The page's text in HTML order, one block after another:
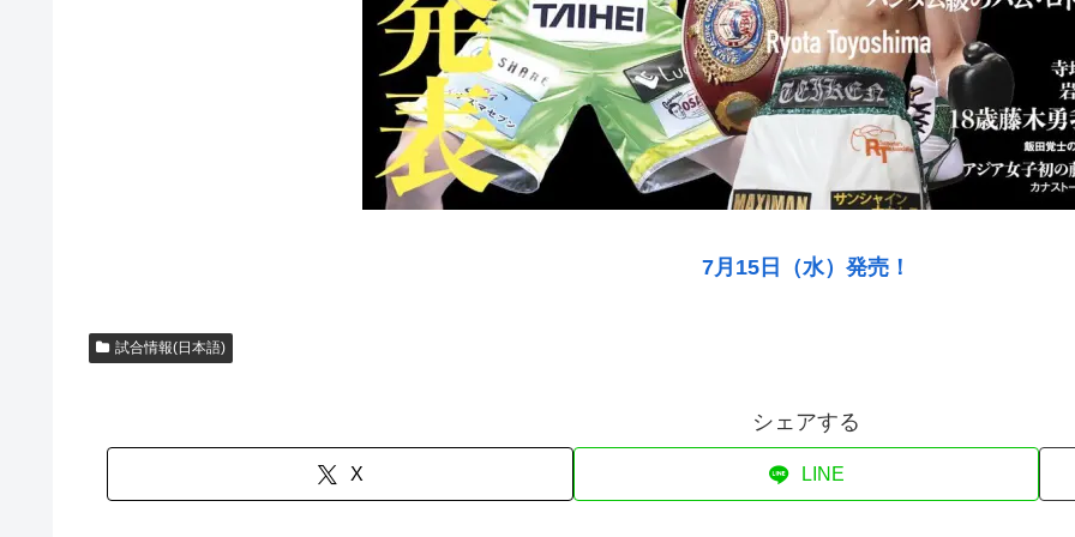
7月15日（水）発売！
試合情報(日本語)
シェアする
X LINE